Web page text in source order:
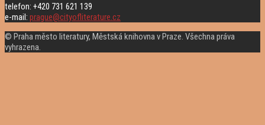
telefon: +420 731 621 139
e-mail: prague@cityofliterature.cz
© Praha město literatury, Městská knihovna v Praze. Všechna práva
vyhrazena.